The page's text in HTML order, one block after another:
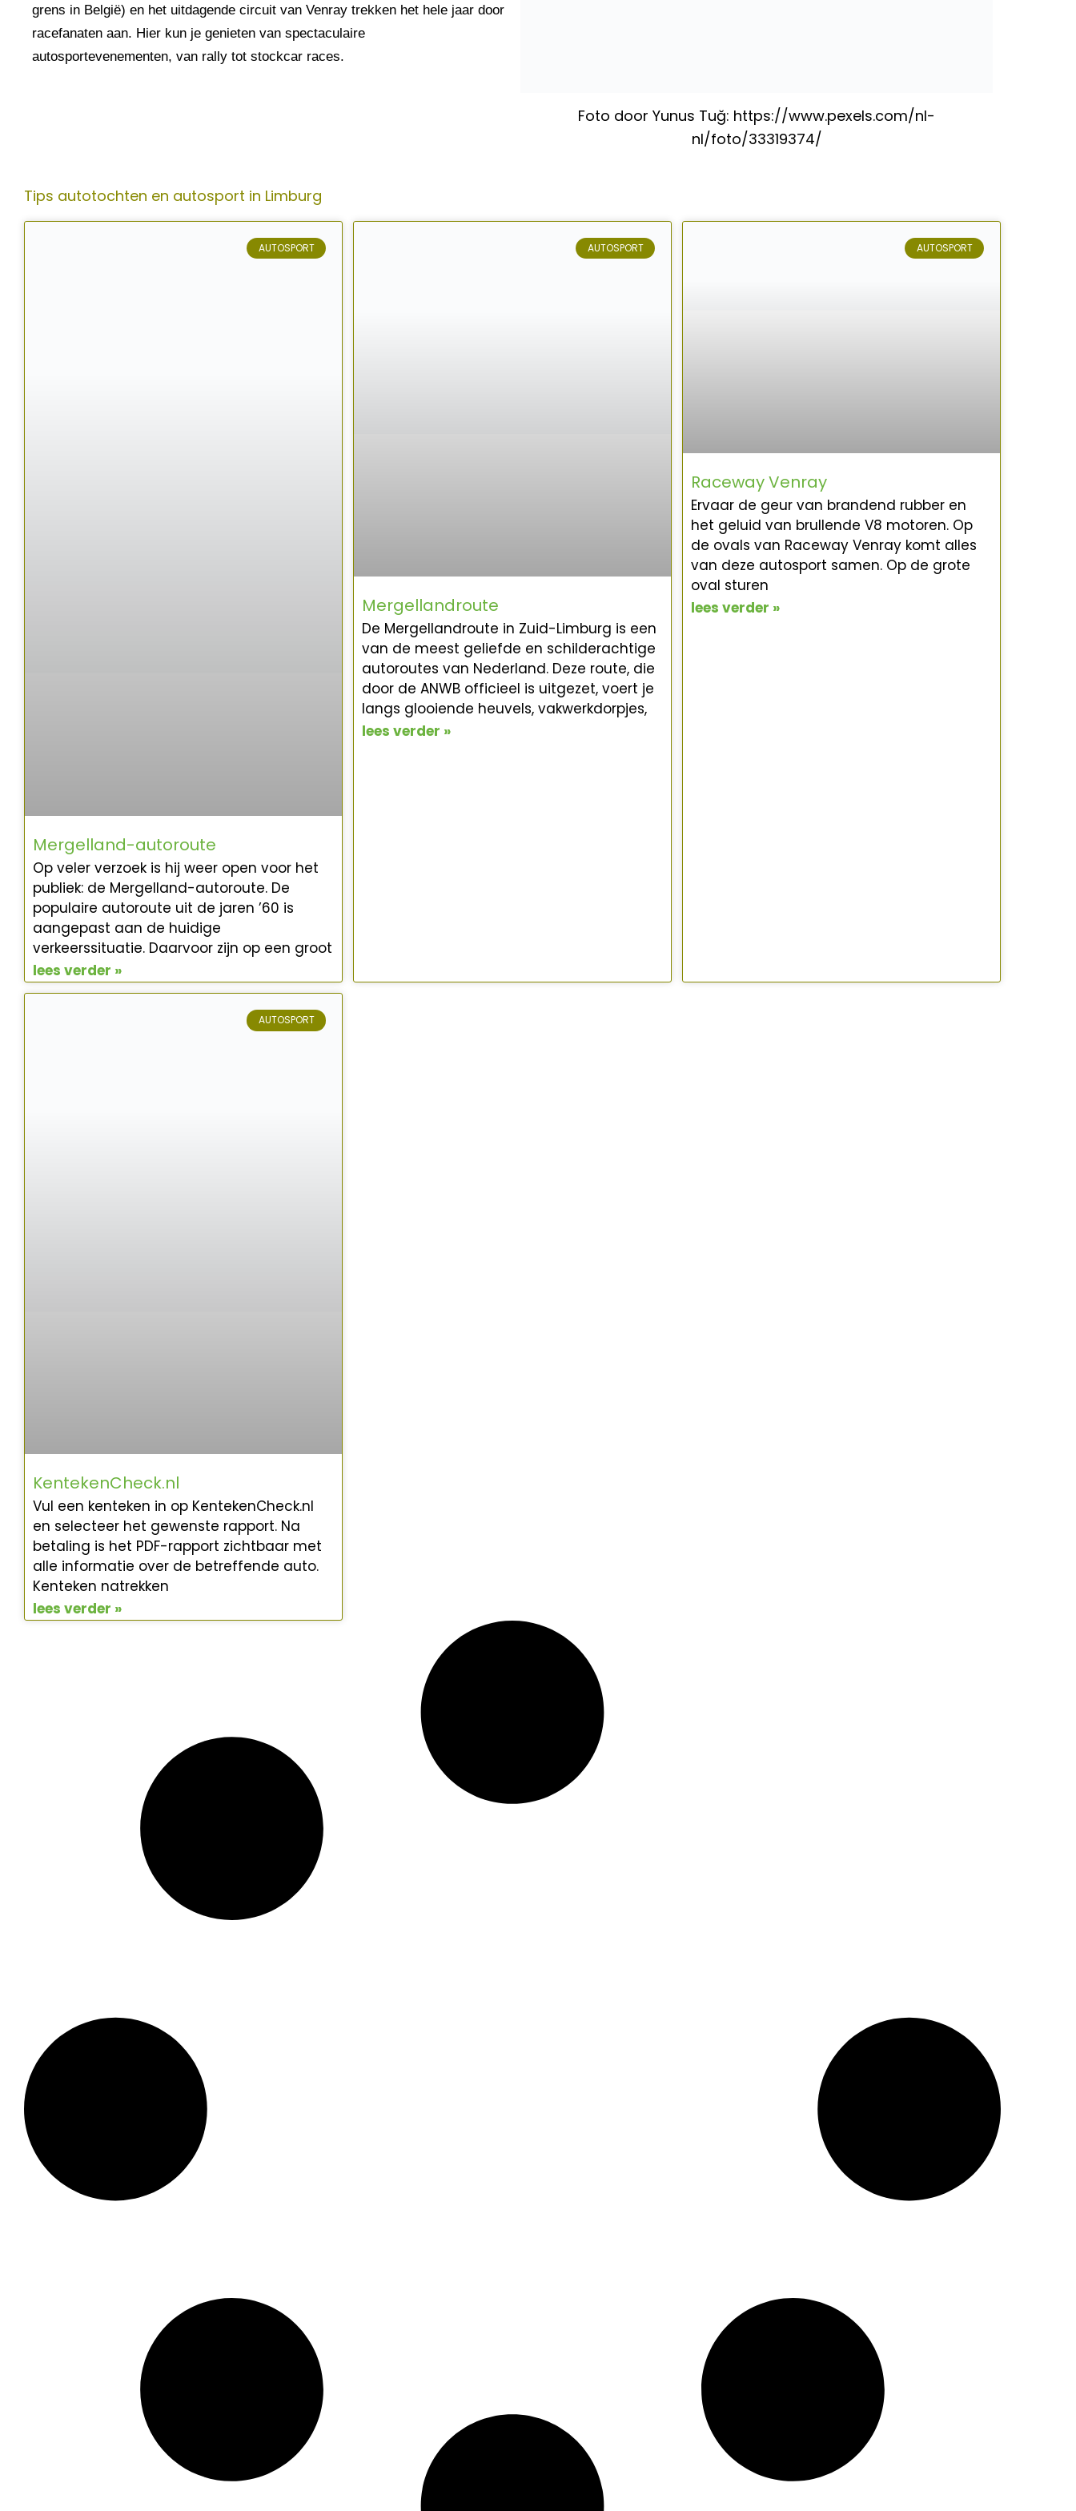
grens in België) en het uitdagende circuit van Venray trekken het hele jaar door
racefanaten aan. Hier kun je genieten van spectaculaire
autosportevenementen, van rally tot stockcar races.
Foto door Yunus Tuğ: https://www.pexels.com/nl-
nl/foto/33319374/
Tips autotochten en autosport in Limburg
AUTOSPORT
Mergelland-autoroute
Op veler verzoek is hij weer open voor het
publiek: de Mergelland-autoroute. De
populaire autoroute uit de jaren ’60 is
aangepast aan de huidige
verkeerssituatie. Daarvoor zijn op een groot
lees verder »
AUTOSPORT
Mergellandroute
De Mergellandroute in Zuid-Limburg is een
van de meest geliefde en schilderachtige
autoroutes van Nederland. Deze route, die
door de ANWB officieel is uitgezet, voert je
langs glooiende heuvels, vakwerkdorpjes,
lees verder »
AUTOSPORT
Raceway Venray
Ervaar de geur van brandend rubber en
het geluid van brullende V8 motoren. Op
de ovals van Raceway Venray komt alles
van deze autosport samen. Op de grote
oval sturen
lees verder »
AUTOSPORT
KentekenCheck.nl
Vul een kenteken in op KentekenCheck.nl
en selecteer het gewenste rapport. Na
betaling is het PDF-rapport zichtbaar met
alle informatie over de betreffende auto.
Kenteken natrekken
lees verder »